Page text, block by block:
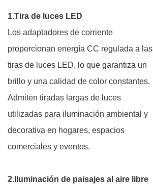
1.Tira de luces LED
Los adaptadores de corriente
proporcionan energía CC regulada a las
tiras de luces LED, lo que garantiza un
brillo y una calidad de color constantes.
Admiten tiradas largas de luces
utilizadas para iluminación ambiental y
decorativa en hogares, espacios
comerciales y eventos.
2.Iluminación de paisajes al aire libre